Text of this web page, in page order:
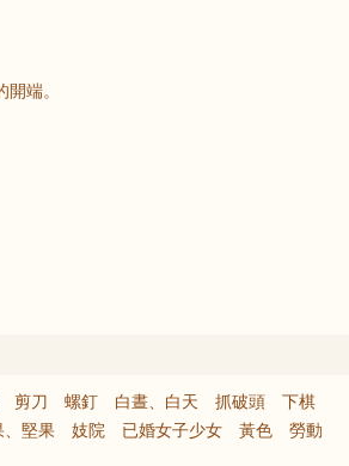
端。
剪刀 螺釘 白晝、白天 抓破頭
下棋
、堅果 妓院 已婚女子少女 黃色
勞動